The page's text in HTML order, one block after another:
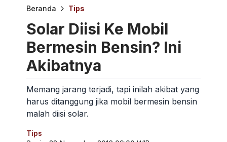
Beranda Tips
Solar Diisi Ke Mobil
Bermesin Bensin? Ini
Akibatnya
Memang jarang terjadi, tapi inilah akibat yang
harus ditanggung jika mobil bermesin bensin
malah diisi solar.
Tips